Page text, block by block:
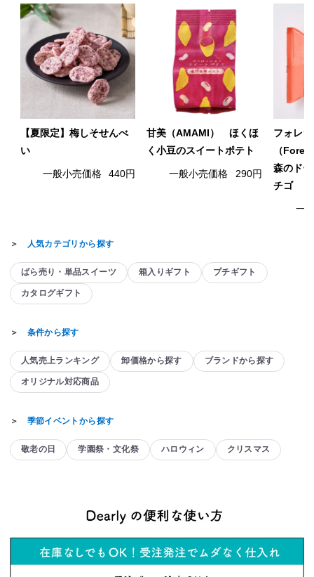
【夏限定】梅しそせんべ
い
一般小売価格 440円
甘美（AMAMI） ほくほ
く小豆のスイートポテト
一般小売価格 290円
フォレ
（
森のド
チゴ
一
＞ 人気カテゴリから探す
ばら売り・単品スイーツ 箱入りギフト プチギフト
カタログギフト
＞ 条件から探す
人気売上ランキング 卸価格から探す ブランドから探す
オリジナル対応商品
＞ 季節イベントから探す
敬老の日 学園祭・文化祭 ハロウィン クリスマス